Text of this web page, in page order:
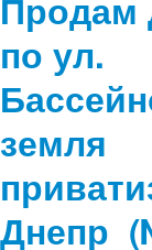
Продам
по ул.
земля
Днепр